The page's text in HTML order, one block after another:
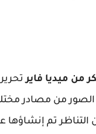
الصور من مصادر